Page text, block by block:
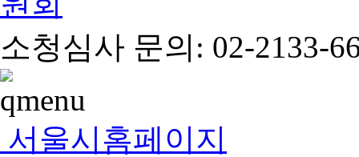
소청심사 문의: 02-2133-
서울시홈페이지